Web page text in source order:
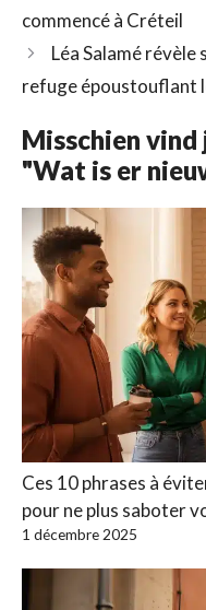
commencé à Créteil
Léa Salamé révèle
refuge époustouflant
Misschien
"Wat is er
Ces 10 phrases à
pour ne plus saboter
1 décembre 2025